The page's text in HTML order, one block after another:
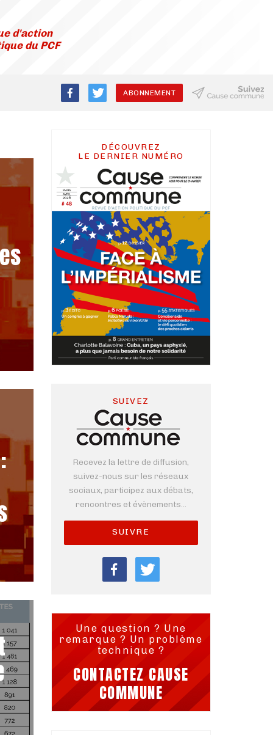
d'action
du PCF
ABONNEMENT
DÉCOUVREZ
LE DERNIER NUMÉRO
SUIVEZ
Recevez la lettre de diffusion,
suivez-nous sur les réseaux
sociaux, participez aux débats,
rencontres et évènements...
SUIVRE
Une question ? Une
remarque ? Un problème
technique ?
CONTACTEZ CAUSE
COMMUNE